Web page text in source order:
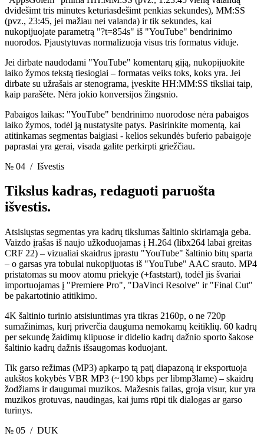
dvidešimt tris minutes keturiasdešimt penkias sekundes), MM:SS
(pvz., 23:45, jei mažiau nei valanda) ir tik sekundes, kai
nukopijuojate parametrą "?t=854s" iš "YouTube" bendrinimo
nuorodos. Pjaustytuvas normalizuoja visus tris formatus viduje.
Jei dirbate naudodami "YouTube" komentarų giją, nukopijuokite
laiko žymos tekstą tiesiogiai – formatas veiks toks, koks yra. Jei
dirbate su užrašais ar stenograma, įveskite HH:MM:SS tiksliai taip,
kaip parašėte. Nėra jokio konversijos žingsnio.
Pabaigos laikas: "YouTube" bendrinimo nuorodose nėra pabaigos
laiko žymos, todėl ją nustatysite patys. Pasirinkite momentą, kai
atitinkamas segmentas baigiasi - kelios sekundės buferio pabaigoje
paprastai yra gerai, visada galite perkirpti griežčiau.
№ 04 / Išvestis
Tikslus kadras, redaguoti paruošta
išvestis.
Atsisiųstas segmentas yra kadrų tikslumas šaltinio skiriamąja geba.
Vaizdo įrašas iš naujo užkoduojamas į H.264 (libx264 labai greitas
CRF 22) – vizualiai skaidrus įprastu "YouTube" šaltinio bitų sparta
– o garsas yra tobulai nukopijuotas iš "YouTube" AAC srauto. MP4
pristatomas su moov atomu priekyje (+faststart), todėl jis švariai
importuojamas į "Premiere Pro", "DaVinci Resolve" ir "Final Cut"
be pakartotinio atitikimo.
4K šaltinio turinio atsisiuntimas yra tikras 2160p, o ne 720p
sumažinimas, kurį priverčia dauguma nemokamų keitiklių. 60 kadrų
per sekundę žaidimų klipuose ir didelio kadrų dažnio sporto šakose
šaltinio kadrų dažnis išsaugomas koduojant.
Tik garso režimas (MP3) apkarpo tą patį diapazoną ir eksportuoja
aukštos kokybės VBR MP3 (~190 kbps per libmp3lame) – skaidrų
žodžiams ir daugumai muzikos. Mažesnis failas, groja visur, kur yra
muzikos grotuvas, naudingas, kai jums rūpi tik dialogas ar garso
turinys.
№ 05 / DUK